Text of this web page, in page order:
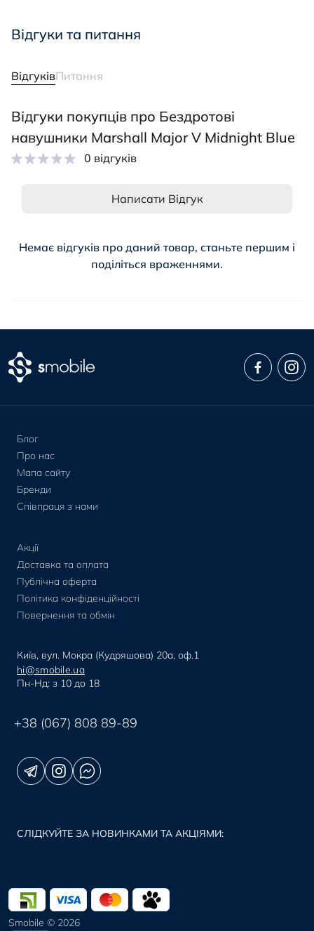
Відгуки та питання
ВідгуківПитання
Відгуки покупців про Бездротові
навушники Marshall Major V Midnight Blue
0 відгуків
Написати Відгук
Немає відгуків про даний товар, станьте першим і
поділіться враженнями.
Блог
Про нас
Мапа сайту
Бренди
Співпраця з нами
Акції
Доставка та оплата
Публічна оферта
Політика конфіденційності
Повернення та обмін
Київ, вул. Мокра (Кудряшова) 20а, оф.1
hi@smobile.ua
Пн-Нд: з 10 до 18
+38 (067) 808 89-89
СЛІДКУЙТЕ ЗА НОВИНКАМИ ТА АКЦІЯМИ:
Smobile © 2026